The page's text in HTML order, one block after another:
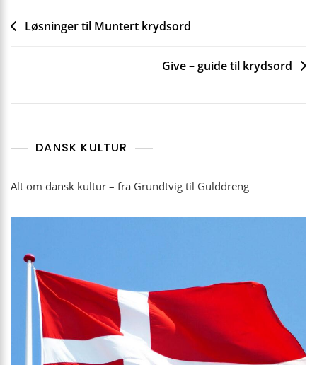
Indlægsnavigation
Løsninger til Muntert krydsord
Give – guide til krydsord
DANSK KULTUR
Alt om dansk kultur – fra Grundtvig til Gulddreng